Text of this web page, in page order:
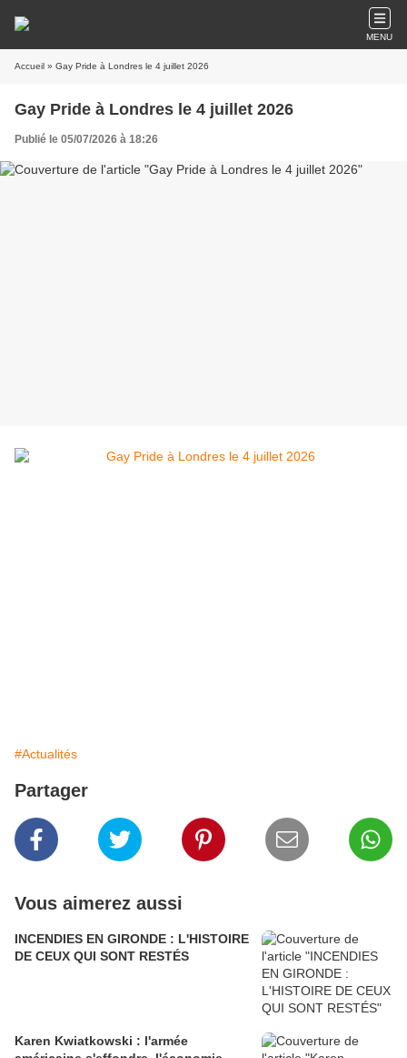
MENU
Accueil » Gay Pride à Londres le 4 juillet 2026
Gay Pride à Londres le 4 juillet 2026
Publié le 05/07/2026 à 18:26
#Actualités
Partager
Vous aimerez aussi
INCENDIES EN GIRONDE : L'HISTOIRE
DE CEUX QUI SONT RESTÉS
Karen Kwiatkowski : l'armée